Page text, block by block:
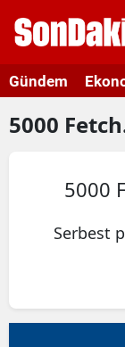
Gündem
5000
5000
Serbest